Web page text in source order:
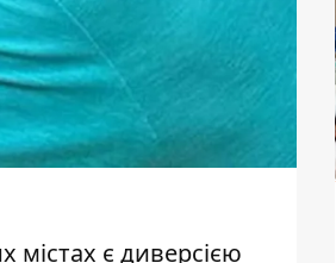
містах є диверсією